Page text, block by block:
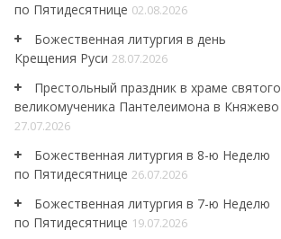
по Пятидесятнице 02.08.2026
Божественная литургия в день
Крещения Руси 28.07.2026
Престольный праздник в храме святого
великомученика Пантелеимона в Княжево
27.07.2026
Божественная литургия в 8-ю Неделю
по Пятидесятнице 26.07.2026
Божественная литургия в 7-ю Неделю
по Пятидесятнице 19.07.2026